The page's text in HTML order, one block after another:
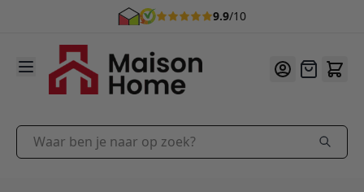
9.9/10
Ga naar de inhoud
Offerte
Waar ben je naar op zoek?